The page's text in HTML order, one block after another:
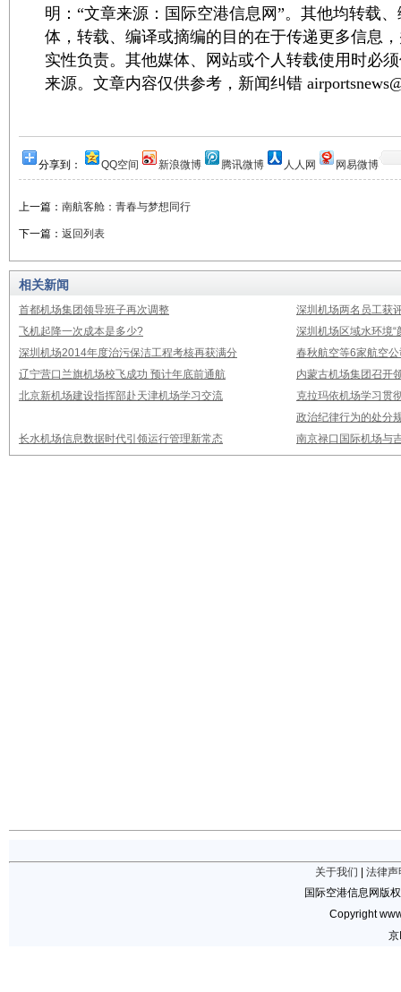
明：“文章来源：国际空港信息网”。其他均转载
体，转载、编译或摘编的目的在于传递更多信息
实性负责。其他媒体、网站或个人转载使用时必
来源。文章内容仅供参考，新闻纠错
分享到： QQ空间 新浪微博 腾讯微博 人人网 网易微博
上一篇： 南航客舱：青春与梦想同行
下一篇： 返回列表
相关新闻
首都机场集团领导班子再次调整
深圳机场两名员工获
飞机起降一次成本是多少?
深圳机场区域水环境“
深圳机场2014年度治污保洁工程考核再获满分
春秋航空等6家航空
辽宁营口兰旗机场校飞成功 预计年底前通航
内蒙古机场集团召开
北京新机场建设指挥部赴天津机场学习交流
克拉玛依机场学习贯
政治纪律行为的处分
长水机场信息数据时代引领运行管理新常态
南京禄口国际机场与
关于我们
法律声
国际空港信息网版
Copyright